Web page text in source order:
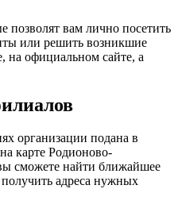
позволят вам лично посетить
или решить возникшие
на официальном сайте, а
организации подана в
карте Родионово-
сможете найти ближайшее
адреса нужных